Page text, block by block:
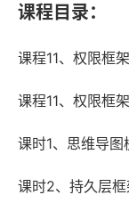
课程目录：
课程11、权限框
课程11、权限框
课时1、思维导
课时2、持久层